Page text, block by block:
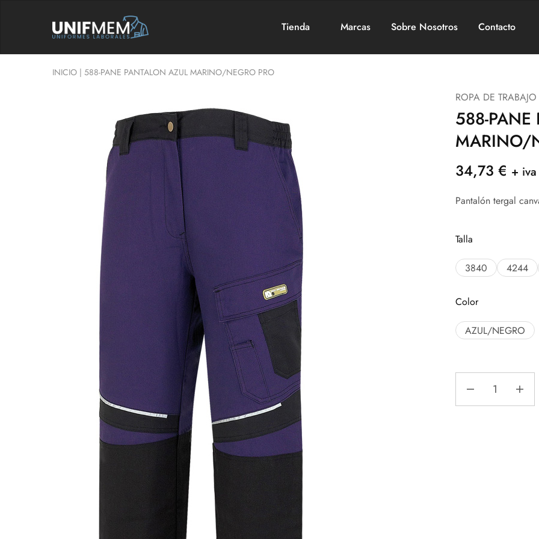
UNIFMEM
Tu
Tienda
Ropa
Laboral
Tienda Marcas Sobre Nosotros Contacto
INICIO | 588-PANE PANTALON AZUL MARINO/NEGRO PRO
ROPA DE
588-PANE
MARINO/
34,73 € + iva
Pantalón tergal
Talla
3840 4244
Color
AZUL/NEGRO